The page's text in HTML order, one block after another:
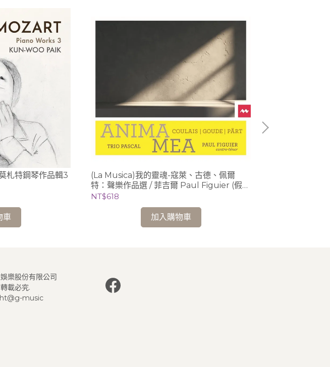
札特鋼琴作品輯3
車
(La Musica)我的靈魂-寇萊、古德、佩爾
特：聲樂作品選 / 菲吉爾 Paul Figuier (假聲
男高音)、Trio Pascal
NT$618
加入購物車
樂股份有限公司
載必究.
music